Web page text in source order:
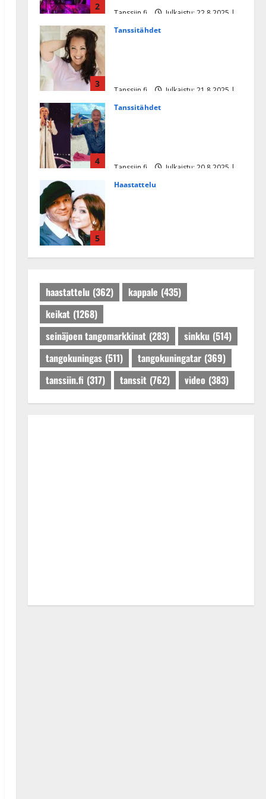
2
Tanssiin.fi
Julkaistu: 22.8.2025 |
3
Tanssitähdet
Tanssiin.fi
Julkaistu: 21.8.2025 |
4
Tanssitähdet
Tanssiin.fi
Julkaistu: 20.8.2025 |
5
Haastattelu
Tanssiin.fi
Julkaistu: 27.4.2025 |
haastattelu (362) kappale (435)
keikat (1268)
seinäjoen tangomarkkinat (283) sinkku (514)
tangokuningas (511) tangokuningatar (369)
tanssiin.fi (317) tanssit (762) video (383)